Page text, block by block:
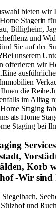
bieten wir
Stagerin
Billigheim,
und
Sie auf der
unserem
offerieren wir
die
im Alltag
Staging
als Home
Staging bei
Korb
-Wir sind
und